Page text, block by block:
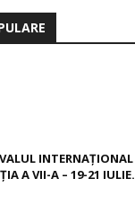
A VII-A – 19-21